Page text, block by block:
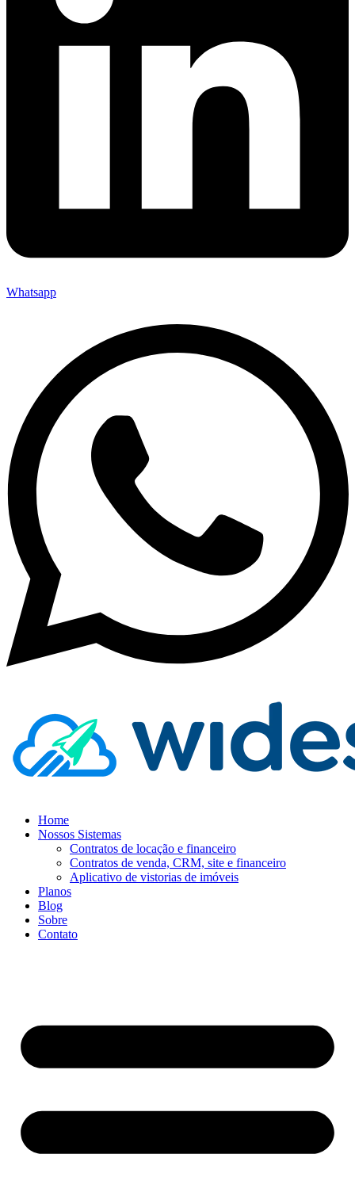
Whatsapp
Home
Nossos Sistemas
Contratos de locação e financeiro
Contratos de venda, CRM, site e financeiro
Aplicativo de vistorias de imóveis
Planos
Blog
Sobre
Contato